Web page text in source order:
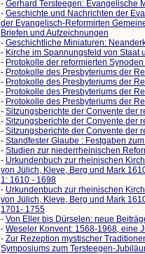
- Gerhard Tersteegen: Evangelische
- Geschichte und Nachrichten der
der Evangelisch-Reformirten
Briefen und Aufzeichnungen
- Geschichtliche Miniaturen:
- Kirche im Spannungsfeld von Staat
- Protokolle der reformierten
- Protokolle des Presbyteriums der
- Protokolle des Presbyteriums der
- Protokolle des Presbyteriums der
- Protokolle des Presbyteriums der
- Sitzungsberichte der Convente der
- Sitzungsberichte der Convente der
- Sitzungsberichte der Convente der
- Standfester Glaube : Festgaben
- Studien zur niederrheinischen
- Urkundenbuch zur rheinischen
von Jülich, Kleve, Berg und Mark
1: 1610 - 1698
- Urkundenbuch zur rheinischen
von Jülich, Kleve, Berg und Mark
1701- 1755
- Von Eller bis Dürselen: neue
- Weseler Konvent: 1568-1968, eine
- Zur Rezeption mystischer
Symposiums zum Tersteegen-